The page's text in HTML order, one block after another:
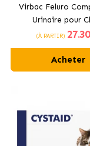
Virbac Feluro
Urinaire pour
(À PARTIR) 27
Acheter